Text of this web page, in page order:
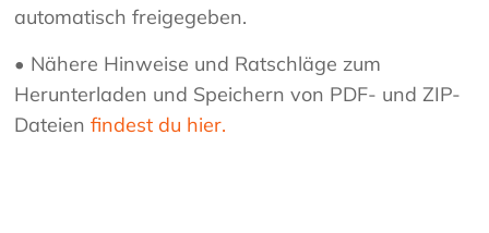
automatisch freigegeben.
• Nähere Hinweise und Ratschläge zum
Herunterladen und Speichern von PDF- und ZIP-
Dateienfindest du hier.